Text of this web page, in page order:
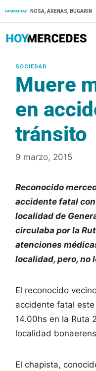
FARMACIAS: NOSA, ARENAS, BUGARIN
Muere
en
tránsito
9 marzo, 2015
Reconocido
accidente fatal
localidad de
circulaba por la
atenciones
localidad, pero, no
El reconocido
accidente fatal
14.00hs en la Ruta
localidad
El chapista,